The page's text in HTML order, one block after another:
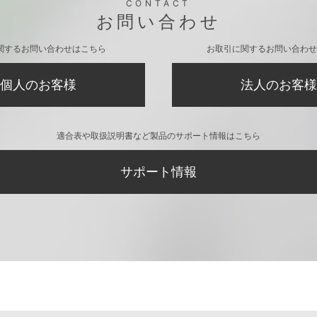
CONTACT
お問い合わせ
するお問い合わせはこちら
個人のお客様
お取引に関するお問い合わ
法人のお客様
適合表や取扱説明書など製品のサポート情報はこちら
サポート情報